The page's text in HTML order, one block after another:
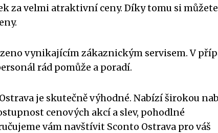
za velmi atraktivní ceny. Díky tomu si můžete
vynikajícím zákaznickým servisem. V
rád pomůže a poradí.
je skutečně výhodné. Nabízí širokou
cenových akcí a slev, pohodlné
vám navštívit Sconto Ostrava pro váš